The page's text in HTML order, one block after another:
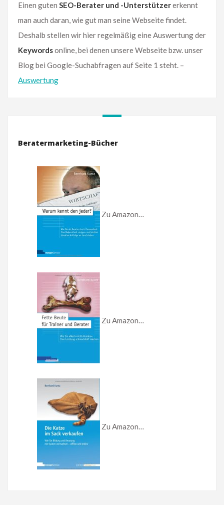
Einen guten SEO-Berater und -Unterstützererkennt
man auch daran, wie gut man seine Webseite findet.
Deshalb stellen wir hier regelmäßig eine Auswertung der
Keywordsonline, bei denen unsere Webseite bzw. unser
Blog bei Google-Suchabfragen auf Seite 1 steht. –
Auswertung
Beratermarketing-Bücher
Zu Amazon…
Zu Amazon…
Zu Amazon…